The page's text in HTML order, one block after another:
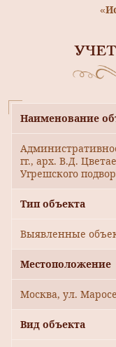
Наименование
гг., арх. В.Д.
Угрешского
Тип объекта
Выявленные
Местоположение
Москва, ул.
Вид объекта